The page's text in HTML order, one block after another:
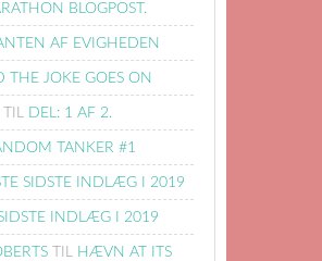
BLOGPOST.
AF EVIGHEDEN
THE JOKE GOES ON
DEL: 1 AF 2.
TANKER #1
SIDSTE INDLÆG I 2019
INDLÆG I 2019
TIL HÆVN AT ITS